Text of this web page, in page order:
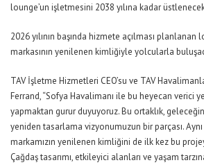
lounge’un işletmesini 2038 yılına kadar
2026 yılının başında hizmete açılması planlanan
markasının yenilenen kimliğiyle yolcularla
TAV İşletme Hizmetleri CEO’su ve TAV
Ferrand,“Sofya Havalimanı ile bu heyecan verici
yapmaktan gurur duyuyoruz. Bu ortaklık,
yeniden tasarlama vizyonumuzun bir parçası.
markamızın yenilenen kimliğini de ilk kez bu
Çağdaş tasarımı, etkileyici alanları ve yaşam